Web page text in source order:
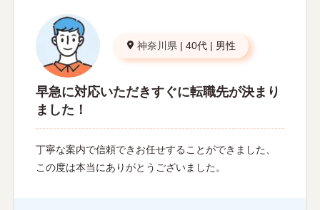
神奈川県 | 40代 | 男性
早急に対応いただきすぐに転職先が決まり
ました！
丁寧な案内で信頼できお任せすることができました、
この度は本当にありがとうございました。